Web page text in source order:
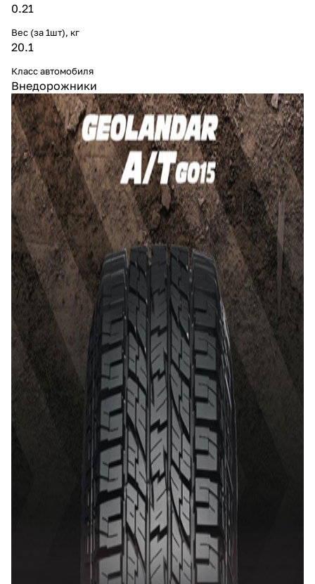
0.21
Вес (за 1шт), кг
20.1
Класс автомобиля
Внедорожники